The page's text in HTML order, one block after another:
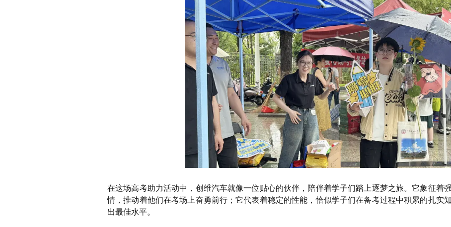
在这场高考助力活动中，创维汽车就像一位贴心的伙伴，陪伴着学子们踏上逐梦之旅。它象征着
情，推动着他们在考场上奋勇前行；它代表着稳定的性能，恰似学子们在备考过程中积累的扎实
出最佳水平。